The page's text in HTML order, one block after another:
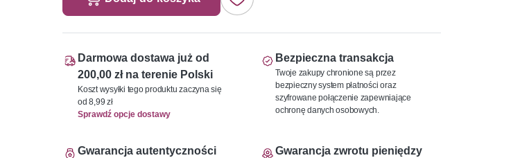
Darmowa dostawa już od
200,00 zł na terenie Polski
Koszt wysyłki tego produktu zaczyna się
od 8,99 zł
Sprawdź opcje dostawy
Bezpieczna transakcja
Twoje zakupy chronione są przez
bezpieczny system płatności oraz
szyfrowane połączenie zapewniające
ochronę danych osobowych.
Gwarancja autentyczności Gwarancja zwrotu pieniędzy